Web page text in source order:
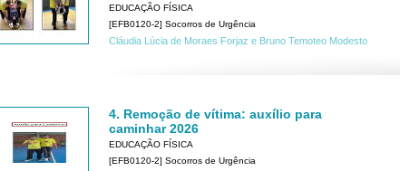
EDUCAÇÃO FÍSICA
[EFB0120-2] Socorros de Urgência
Cláudia Lúcia de Moraes Forjaz e Bruno Temoteo Modesto
4. Remoção de vítima: auxílio para
caminhar 2026
EDUCAÇÃO FÍSICA
[EFB0120-2] Socorros de Urgência